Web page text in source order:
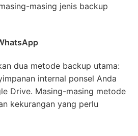
masing jenis backup
dua metode backup utama:
internal ponsel Anda
Drive. Masing-masing metode
kekurangan yang perlu